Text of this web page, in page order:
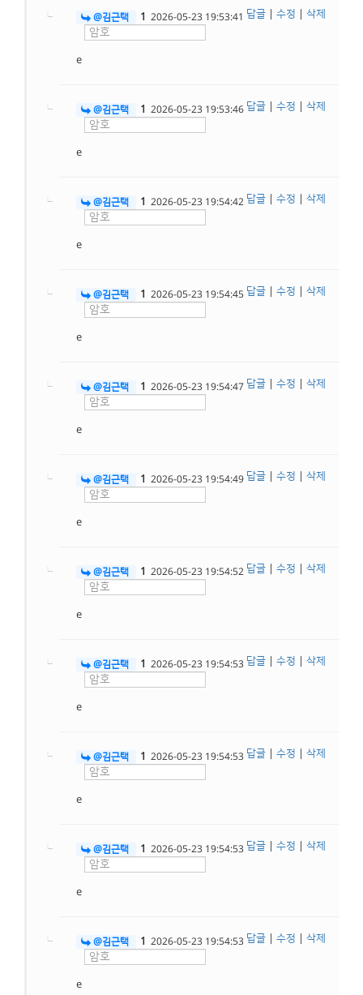
@김근택 1 2026-05-23 19:53:41
e
답글 수정 삭제
@김근택 1 2026-05-23 19:53:46
e
답글 수정 삭제
@김근택 1 2026-05-23 19:54:42
e
답글 수정 삭제
@김근택 1 2026-05-23 19:54:45
e
답글 수정 삭제
@김근택 1 2026-05-23 19:54:47
e
답글 수정 삭제
@김근택 1 2026-05-23 19:54:49
e
답글 수정 삭제
@김근택 1 2026-05-23 19:54:52
e
답글 수정 삭제
@김근택 1 2026-05-23 19:54:53
e
답글 수정 삭제
@김근택 1 2026-05-23 19:54:53
e
답글 수정 삭제
@김근택 1 2026-05-23 19:54:53
e
답글 수정 삭제
@김근택 1 2026-05-23 19:54:53
e
답글 수정 삭제